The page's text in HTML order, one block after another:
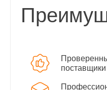
поставщики